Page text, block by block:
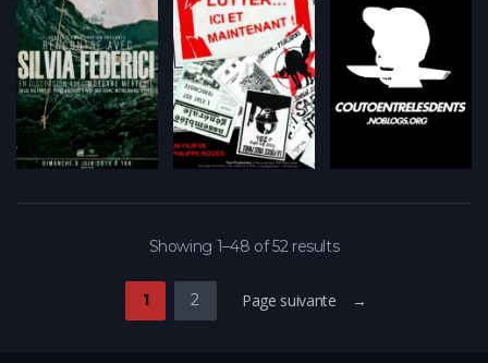
Showing 1–48 of 52 results
1 2 Page suivante →